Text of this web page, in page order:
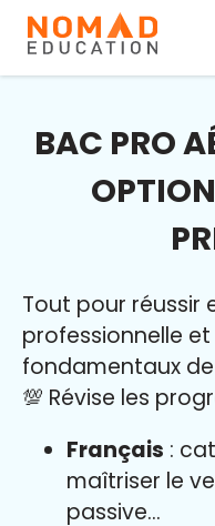
BAC PRO
Tout pour réussir
professionnelle
fondamentaux de
💯 Révise les
Français :
maîtriser le
passive…